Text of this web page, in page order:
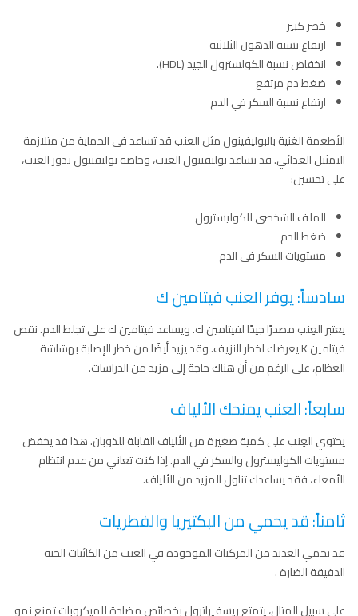
خصر كبير
ارتفاع نسبة الدهون الثلاثية
انخفاض نسبة الكولسترول الجيد (HDL).
ضغط دم مرتفع
ارتفاع نسبة السكر في الدم
الأطعمة الغنية بالبوليفينول مثل العنب قد تساعد في الحماية من متلازمة
التمثيل الغذائي. قد تساعد بوليفينول العِنب، وخاصة بوليفينول بذور العِنب،
على تحسين:
الملف الشخصي للكوليسترول
ضغط الدم
مستويات السكر في الدم
سادساً: يوفر العنب فيتامين ك
يعتبر العِنب مصدرًا جيدًا لفيتامين ك. ويساعد فيتامين ك على تجلط الدم. نقص
فيتامين K يعرضك لخطر النزيف. وقد يزيد أيضًا من خطر الإصابة بهشاشة
العظام، على الرغم من أن هناك حاجة إلى مزيد من الدراسات.
سابعاً: العنب يمنحك الألياف
يحتوي العِنب على كمية صغيرة من الألياف القابلة للذوبان. هذا قد يخفض
مستويات الكوليسترول والسكر في الدم. إذا كنت تعاني من عدم انتظام
الأمعاء، فقد يساعدك تناول المزيد من الألياف.
ثامناً: قد يحمي من البكتيريا والفطريات
قد تحمي العديد من المركبات الموجودة في العِنب من الكائنات الحية
الدقيقة الضارة .
على سبيل المثال، يتمتع ريسفيراترول بخصائص مضادة للميكروبات تمنع نمو